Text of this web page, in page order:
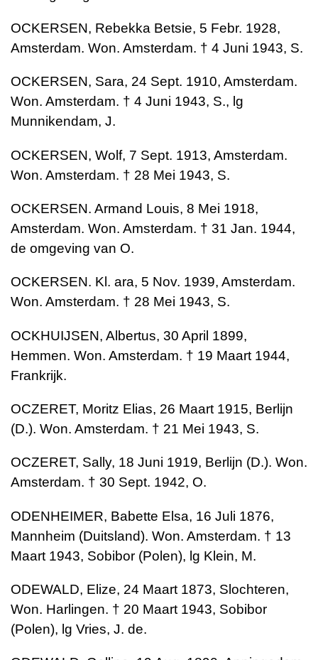
OCKERSEN, Rebekka Betsie, 5 Febr. 1928,
Amsterdam. Won. Amsterdam. † 4 Juni 1943, S.
OCKERSEN, Sara, 24 Sept. 1910, Amsterdam.
Won. Amsterdam. † 4 Juni 1943, S., lg
Munnikendam, J.
OCKERSEN, Wolf, 7 Sept. 1913, Amsterdam.
Won. Amsterdam. † 28 Mei 1943, S.
OCKERSEN. Armand Louis, 8 Mei 1918,
Amsterdam. Won. Amsterdam. † 31 Jan. 1944,
de omgeving van O.
OCKERSEN. Kl. ara, 5 Nov. 1939, Amsterdam.
Won. Amsterdam. † 28 Mei 1943, S.
OCKHUIJSEN, Albertus, 30 April 1899,
Hemmen. Won. Amsterdam. † 19 Maart 1944,
Frankrijk.
OCZERET, Moritz Elias, 26 Maart 1915, Berlijn
(D.). Won. Amsterdam. † 21 Mei 1943, S.
OCZERET, Sally, 18 Juni 1919, Berlijn (D.). Won.
Amsterdam. † 30 Sept. 1942, O.
ODENHEIMER, Babette Elsa, 16 Juli 1876,
Mannheim (Duitsland). Won. Amsterdam. † 13
Maart 1943, Sobibor (Polen), lg Klein, M.
ODEWALD, Elize, 24 Maart 1873, Slochteren,
Won. Harlingen. † 20 Maart 1943, Sobibor
(Polen), lg Vries, J. de.